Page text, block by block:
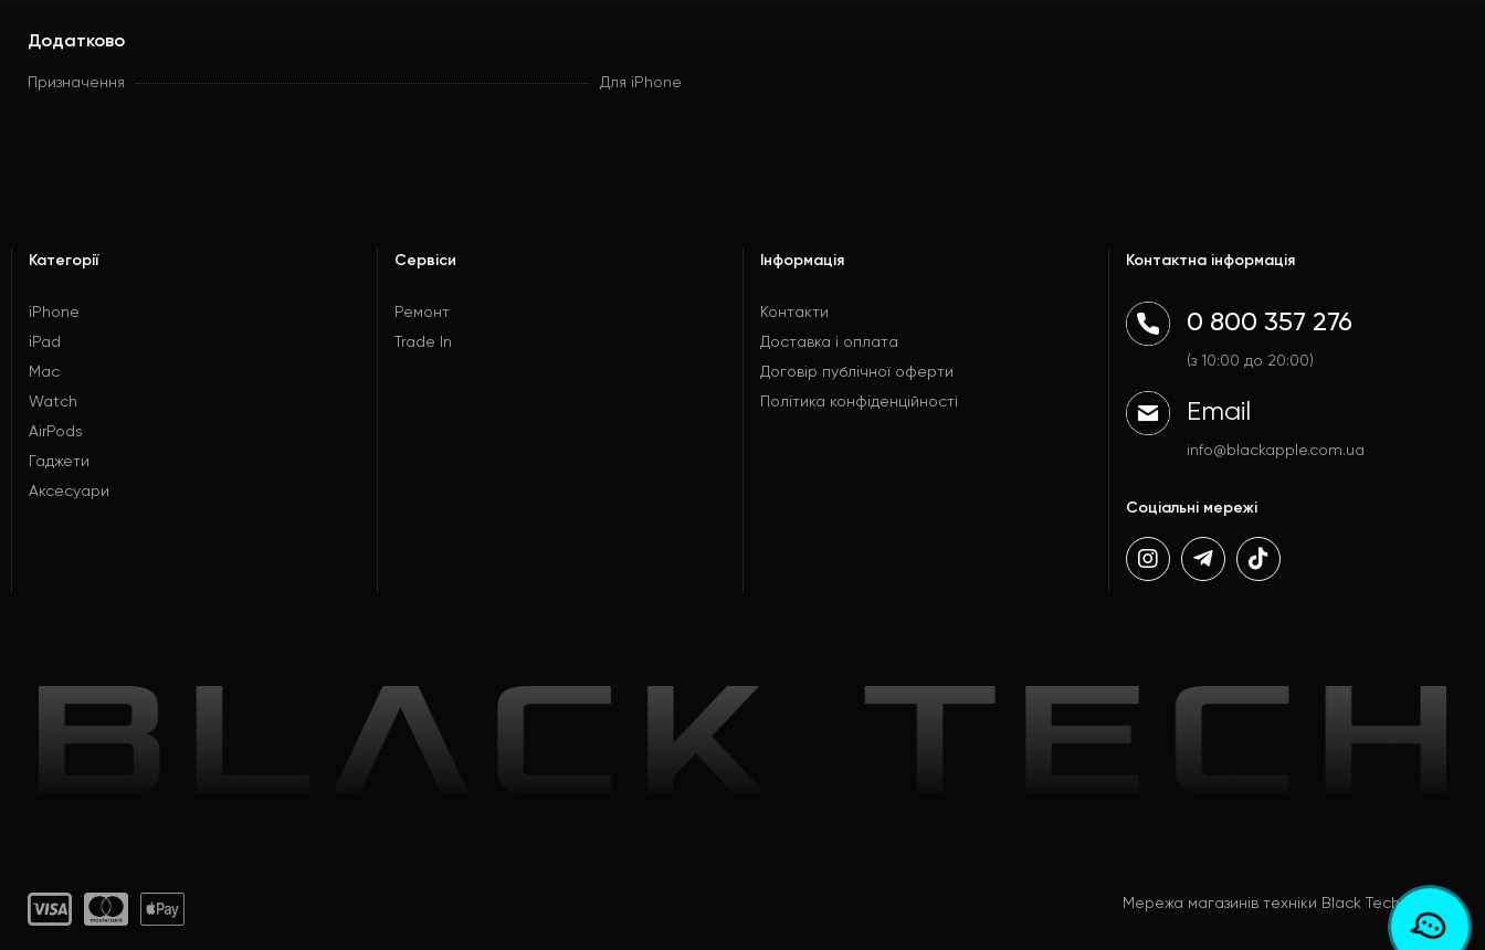
Додатково
Призначення Для iPhone
Категорії
iPhone
iPad
Mac
Watch
AirPods
Гаджети
Аксесуари
Сервіси
Ремонт
Trade In
Інформація
Контакти
Доставка і оплата
Договір публічної оферти
Політика конфіденційності
Контактна інформація
0 800 357 276
(з 10:00 до 20:00)
Email
info@blackapple.com.ua
Соціальні мережі
Мережа магазинів техніки Black Tech © 2026